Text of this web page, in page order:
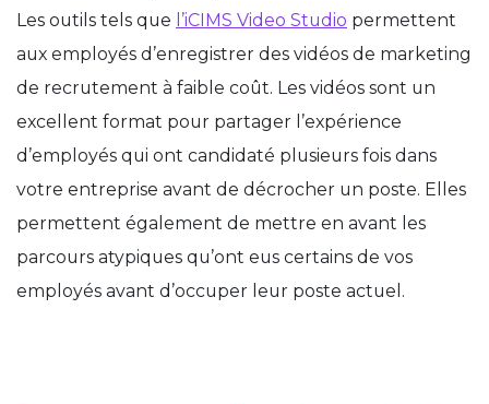
Les outils tels que l’iCIMS Video Studio permettent
aux employés d’enregistrer des vidéos de marketing
de recrutement à faible coût. Les vidéos sont un
excellent format pour partager l’expérience
d’employés qui ont candidaté plusieurs fois dans
votre entreprise avant de décrocher un poste. Elles
permettent également de mettre en avant les
parcours atypiques qu’ont eus certains de vos
employés avant d’occuper leur poste actuel.